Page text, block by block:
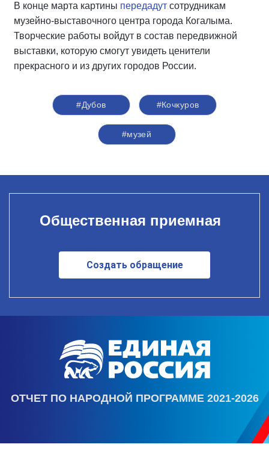
В конце марта картины передадут сотрудникам
музейно-выставочного центра города Когалыма.
Творческие работы войдут в состав передвижной
выставки, которую смогут увидеть ценители
прекрасного и из других городов России.
#Дубов #Кочкуров
#музей
Общественная приемная
Создать обращение
ОТЧЕТ ПО НАРОДНОЙ ПРОГРАММЕ 2021-2026